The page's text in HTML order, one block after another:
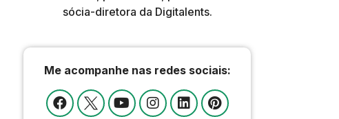
sócia-diretora da Digitalents.
Me acompanhe nas redes sociais: